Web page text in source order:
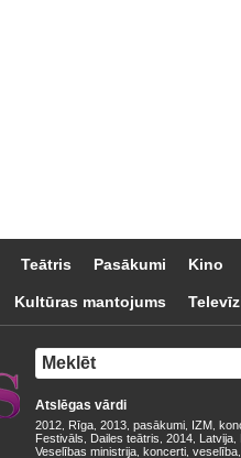
Teātris Pasākumi Kino
Kultūras mantojums
Atslēgas vārdi
2012 Rīga 2013 pasākumi IZM
Festivāls
Dailes teātris 2014 Latvija
Veselības ministrija koncerti veselība